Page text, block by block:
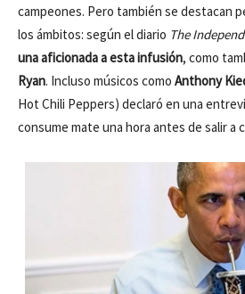
campeones. Pero también se destacan
los ámbitos: según el diario The
una aficionada a esta infusión, como
Ryan. Incluso músicos como Anthony
Hot Chili Peppers) declaró en una
consume mate una hora antes de salir a